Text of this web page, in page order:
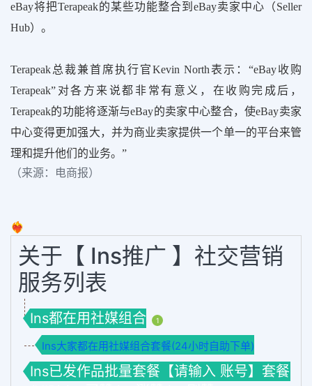
eBay将把Terapeak的某些功能整合到eBay卖家中心（Seller
Hub）。
Terapeak总裁兼首席执行官Kevin North表示：“eBay收购
Terapeak” 对各方来说都非常有意义，在收购完成后，
Terapeak的功能将逐渐与eBay的卖家中心整合，使eBay卖家
中心变得更加强大，并为商业卖家提供一个单一的平台来管
理和提升他们的业务。”
（来源：电商报）
❤️‍🔥
关于【 Ins推广 】社交营销
服务列表
Ins都在用社媒组合 1
Ins大家都在用社媒组合套餐(24小时自助下单)
Ins已发作品批量套餐【请输入 账号】套餐